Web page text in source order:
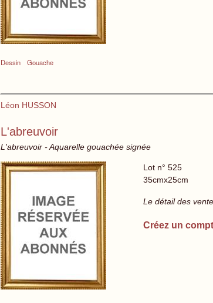
Dessin Gouache
Léon HUSSON
L'abreuvoir
L'abreuvoir - Aquarelle gouachée signée
Lot n° 525
35cmx25cm
Le détail des
Créez un